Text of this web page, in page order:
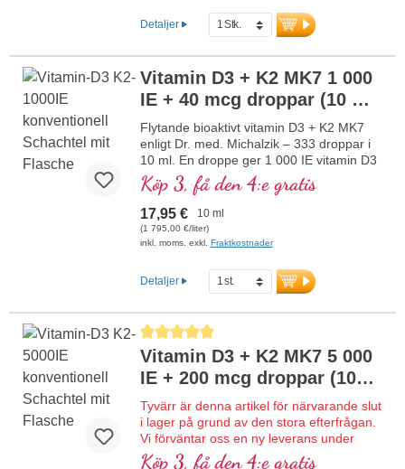
normala funktion. Tillverkat i Tyskland
utan genteknik i egen kontrollerad
laboratorietestat. Utvecklat av läkare.
mer information om vitamin D3 + K2
Detaljer
Vitamin D3 + K2 MK7 1 000
IE + 40 mcg droppar (10 ml)
NY
Flytande bioaktivt vitamin D3 + K2 MK7
enligt Dr. med. Michalzik – 333 droppar i
10 ml. En droppe ger 1 000 IE vitamin D3
och 40 μg K2 (MK7 all-trans). Högsta
premiumkvalitet från högkvalitativt
vegetariskt specialråmaterial i optimal
kombination med den särskilt bioaktiva all-
trans-formen av K2. Upplöst i skyddande
bättre biotillgänglighet. Denna optimala
kombination bidrar till att bibehålla normal
muskelfunktion samt till immunsystemets
normala funktion. Tillverkad i Tyskland
utan genteknik i egen kontrollerad
produktion sedan 25 år, vegetarisk utan
tillsatser och laboratorietestad. Utvecklad
av läkare.
mer information om vitamin D3 + K2
Köp 3, få den 4:e gratis
17,95 € 10 ml
(1 795,00 €/liter)
inkl. moms. exkl. Fraktkostnader
Detaljer
Genomsnittligt betyg på 5 av 5 stjärnor
Vitamin D3 + K2 MK7 5 000
IE + 200 mcg droppar (10
ml)NY
Tyvärr är denna artikel för närvarande slut
i lager på grund av den stora efterfrågan.
Vi förväntar oss en ny leverans under
kalendervecka 34/2026.
Köp 3, få den 4:e gratis